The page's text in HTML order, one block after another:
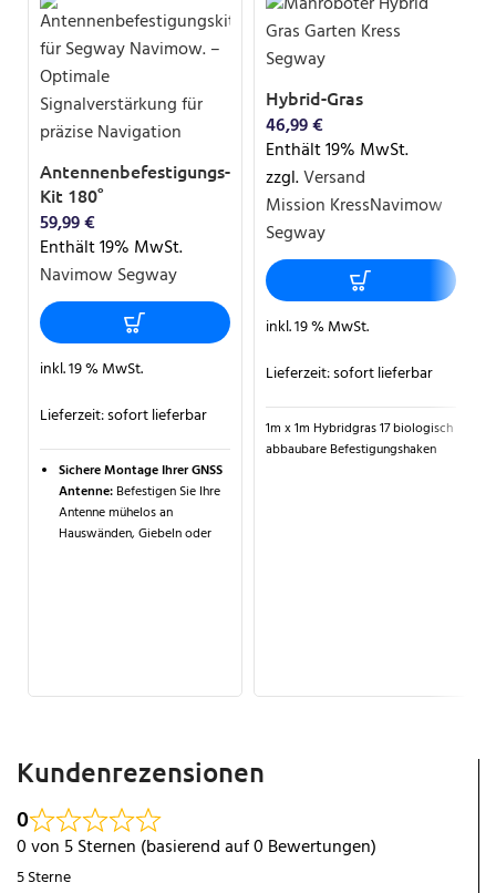
Antennenbefestigungs-
Kit 180°
59,99€
Enthält 19% MwSt.
Navimow Segway
inkl. 19 % MwSt.
Lieferzeit:sofort lieferbar
Sichere Montage Ihrer GNSS
Antenne: Befestigen Sie Ihre
Antenne mühelos an
Hauswänden, Giebeln oder
präzise Positionierung
Genauigkeit:Das
Erweiterungsset ermöglicht
eine sichere Installation und
eine zuverlässige GNSS-
Signalverbindung.
Hybrid-Gras
46,99€
Enthält 19% MwSt.
zzgl.Versand
Mission KressNavimow
Segway
inkl. 19 % MwSt.
Lieferzeit:sofort lieferbar
1m x 1m Hybridgras 17 biologisch
abbaubare Befestigungshaken
Kundenrezensionen
0
0 von 5 Sternen (basierend auf 0 Bewertungen)
5 Sterne